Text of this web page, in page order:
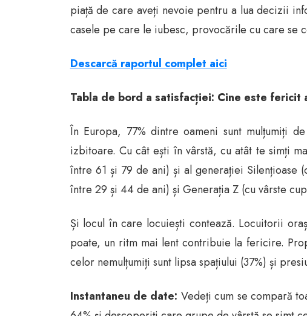
piață de care aveți nevoie pentru a lua decizii
casele pe care le iubesc, provocările cu care se
Descarcă raportul complet aici
Tabla de bord a satisfacției: Cine este fericit
În Europa, 77% dintre oameni sunt mulțumiți
izbitoare. Cu cât ești în vârstă, cu atât te simți
între 61 și 79 de ani) și al generației Silențioase
între 29 și 44 de ani) și Generația Z (cu vârste
Și locul în care locuiești contează. Locuitorii
poate, un ritm mai lent contribuie la fericire.
celor nemulțumiți sunt lipsa spațiului (37%) și
Instantaneu de date: Vedeți cum se compară